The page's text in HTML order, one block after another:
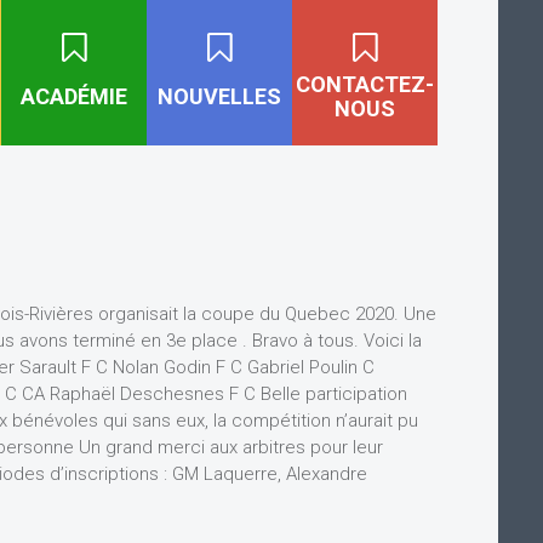
ACADÉMIE NOUVELLES
CONTACTEZ-
NOUS
Rivières organisait la coupe du Quebec 2020. Une
avons terminé en 3e place . Bravo à tous. Voici la
F C Nolan Godin F C Gabriel Poulin C
CA Raphaël Deschesnes F C Belle participation
qui sans eux, la compétition n’aurait pu
Un grand merci aux arbitres pour leur
d’inscriptions : GM Laquerre, Alexandre